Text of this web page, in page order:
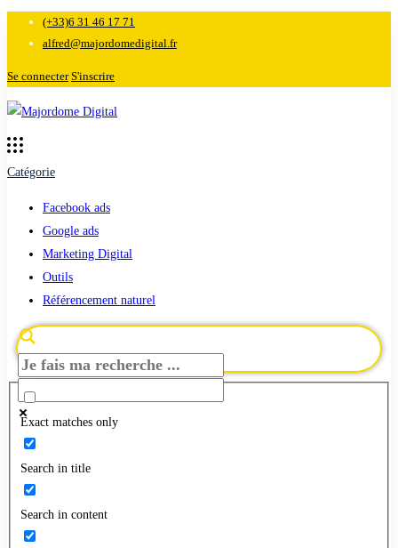
(+33)6 31 46 17 71
alfred@majordomedigital.fr
Se connecter S'inscrire
Catégorie
Facebook ads
Google ads
Marketing Digital
Outils
Référencement naturel
Exact matches only
Search in title
Search in content